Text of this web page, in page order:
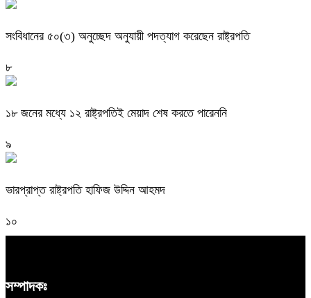
সংবিধানের ৫০(৩) অনুচ্ছেদ অনুযায়ী পদত্যাগ করেছেন রাষ্ট্রপতি
৮
১৮ জনের মধ্যে ১২ রাষ্ট্রপতিই মেয়াদ শেষ করতে পারেননি
৯
ভারপ্রাপ্ত রাষ্ট্রপতি হাফিজ উদ্দিন আহমদ
১০
সম্পাদকঃ